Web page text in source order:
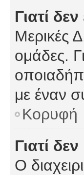
Γιατί
Μερικές
ομάδες.
με έναν
Κορυφή
Γιατί
Ο